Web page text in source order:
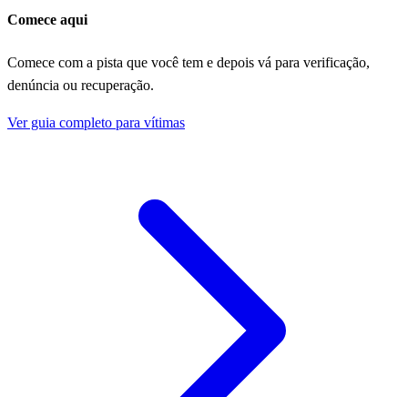
Comece aqui
Comece com a pista que você tem e depois vá para verificação,
denúncia ou recuperação.
Ver guia completo para vítimas